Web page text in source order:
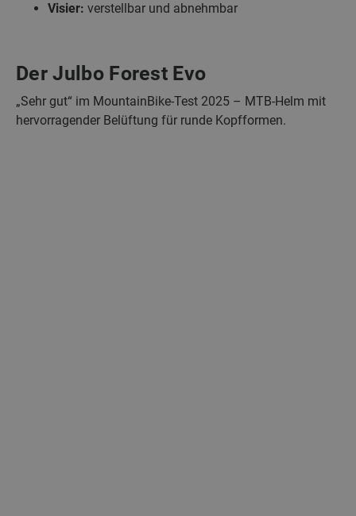
Visier: verstellbar und abnehmbar
Der Julbo Forest Evo
„Sehr gut“ im MountainBike-Test 2025 – MTB-Helm mit
hervorragender Belüftung für runde Kopfformen.